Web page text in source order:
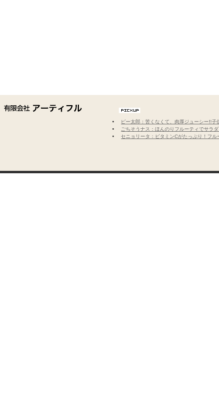
ピー太郎：苦くなくて、肉厚ジューシー!!
ごちそうナス：ほんのりフルーティでサラ
セニョリータ：ビタミンCがたっぷり！フ